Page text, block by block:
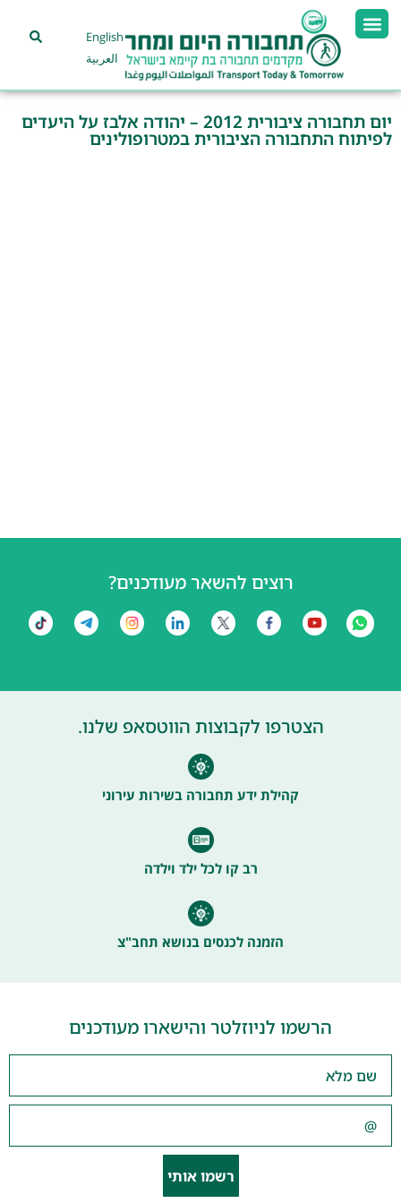
English
العربية
יום תחבורה ציבורית 2012 – יהודה אלבז על היעדים
לפיתוח התחבורה הציבורית במטרופולינים
רוצים להשאר מעודכנים?
הצטרפו לקבוצות הווטסאפ שלנו.
קהילת ידע תחבורה בשירות עירוני
רב קו לכל ילד וילדה
הזמנה לכנסים בנושא תחב"צ
הרשמו לניוזלטר והישארו מעודכנים
רשמו אותי